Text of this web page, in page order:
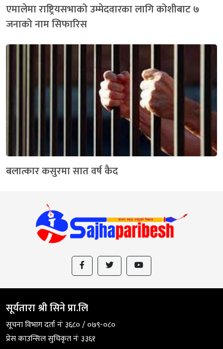
एमालेमा राष्ट्रियसभाको उम्मेदवारका लागि कोशीबाट ७
जनाको नाम सिफारिस
बलात्कार कसुरमा सात वर्ष कैद
सूर्यतारा श्री सिने प्रा.लि
सूचना विभाग दर्ता नंः ३६८० / ०७९-०८०
प्रेस काउन्सिल सुचिकृत नंः ३३६१